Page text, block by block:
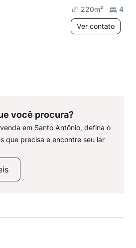
220m²
4
Ver contato
você procura?
em Santo Antônio, defina o
que precisa e encontre seu lar